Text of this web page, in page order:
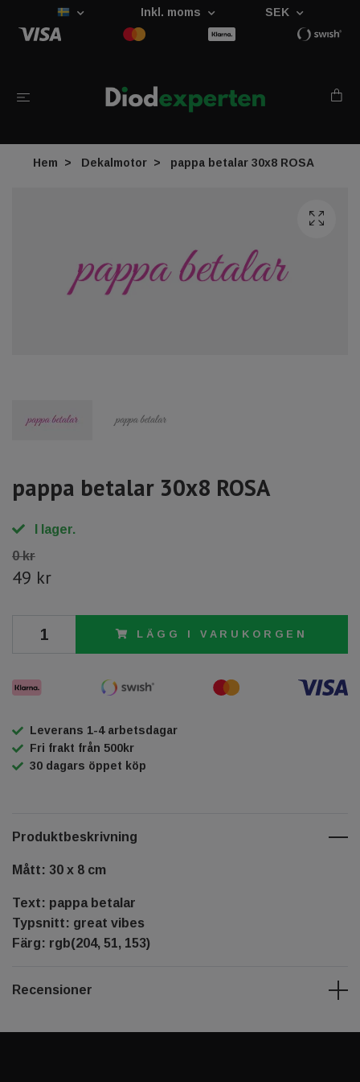
Inkl. moms SEK
Hem Dekalmotor pappa betalar 30x8 ROSA
pappa betalar 30x8 ROSA
I lager.
0 kr
49 kr
LÄGG I VARUKORGEN
Leverans 1-4 arbetsdagar
Fri frakt från 500kr
30 dagars öppet köp
Produktbeskrivning
Mått: 30 x 8 cm
Text: pappa betalar
Typsnitt: great vibes
Färg: rgb(204, 51, 153)
Recensioner